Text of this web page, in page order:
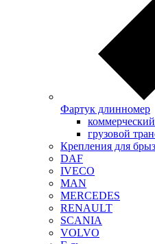
Фартук длинномер
грузовой
Крепления для
DAF
IVECO
MAN
MERCEDES
RENAULT
SCANIA
VOLVO